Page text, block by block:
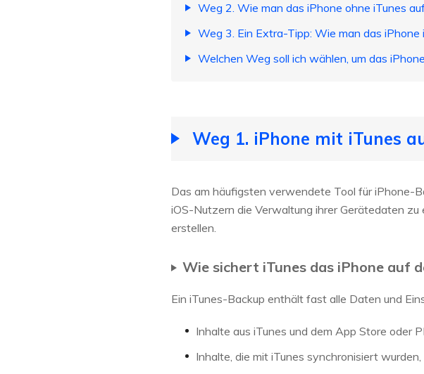
Weg 2. Wie man das iPhone ohne iTunes
Weg 3. Ein Extra-Tipp: Wie man das iPhone
Welchen Weg soll ich wählen, um das
Weg 1. iPhone mit iTunes
Das am häufigsten verwendete Tool für iPhone-
iOS-Nutzern die Verwaltung ihrer Gerätedaten
erstellen.
Wie sichert iTunes das iPhone auf
Ein iTunes-Backup enthält fast alle Daten und
Inhalte aus iTunes und dem App Store oder
Inhalte, die mit iTunes synchronisiert